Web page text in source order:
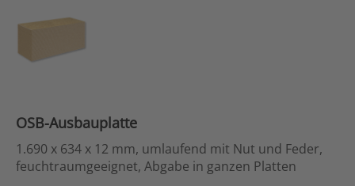
OSB-Ausbauplatte
1.690 x 634 x 12 mm, umlaufend mit Nut und Feder,
feuchtraumgeeignet, Abgabe in ganzen Platten